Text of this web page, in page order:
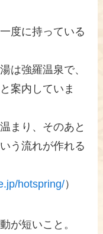
度に持っている
は強羅温泉で、
案内していま
まり、そのあと
う流れが作れる
hotspring/）
が短いこと。